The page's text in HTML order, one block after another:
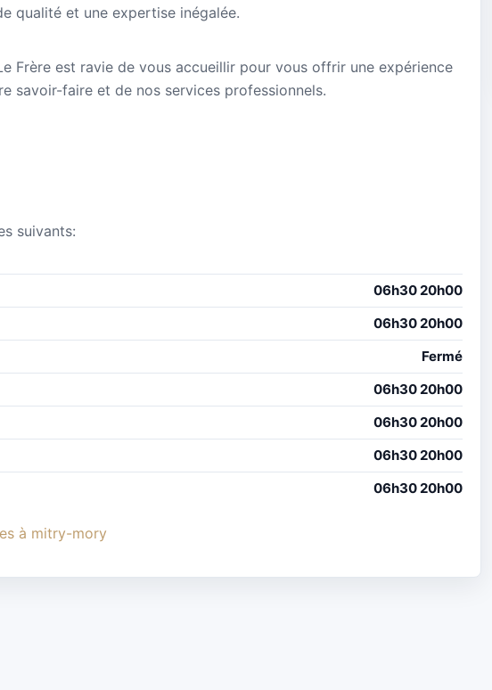
qualité et une expertise inégalée.
Frère est ravie de vous accueillir pour vous offrir une expérience
savoir-faire et de nos services professionnels.
suivants:
06h30 20h00
06h30 20h00
Fermé
06h30 20h00
06h30 20h00
06h30 20h00
06h30 20h00
à mitry-mory